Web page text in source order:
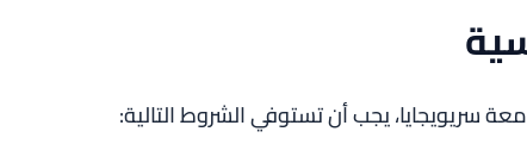
سريويجايا، يجب أن تستوفي الشروط التالية: